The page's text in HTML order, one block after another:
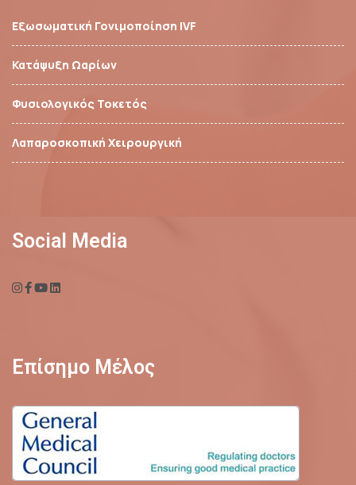
Εξωσωματική Γονιμοποίηση IVF
Κατάψυξη Ωαρίων
Φυσιολογικός Τοκετός
Λαπαροσκοπική Χειρουργική
Social Media
Επίσημο Μέλος